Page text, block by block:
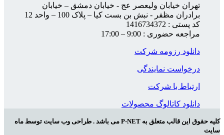
تهران خیابان ولیعصر عج - خیابان دمشق – خیابان
برادران مظفر - نبش بن بست کیا – پلاک 100 – واحد 12
کد پستی : 1416734372
مراجعه حضوری : 9:00 – 17:00
دانلود رزومه شرکت
درخواست نمایندگی
ارتباط با شرکت
دانلود کاتالوگ محصولات
کلیه حقوق این قالب متعلق به P-NET می باشد . طراحی وب سایت توسط ماه
سایت